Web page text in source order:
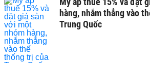
hàng, nhắm thẳng vào
Trung Quốc